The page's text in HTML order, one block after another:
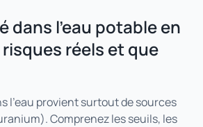
dans l'eau potable en
réels et que
l'eau provient surtout de sources
Comprenez les seuils, les